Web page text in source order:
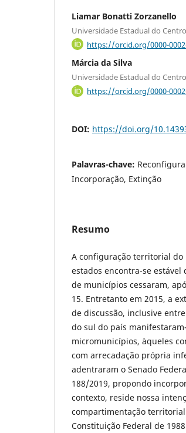
Liamar Bonatti Zorzanello
Universidade Estadual do
https://orcid.org/0000-
Márcia da Silva
Universidade Estadual do
https://orcid.org/0000-
DOI: https://doi.org/
Palavras-chave:
Incorporação, Extinção
Resumo
A configuração territorial do
estados encontra-se estável
de municípios cessaram,
15. Entretanto em 2015, a
de discussão, inclusive
do sul do país
micromunicípios, àqueles
com arrecadação própria
adentraram o Senado
188/2019, propondo
contexto, reside nossa
compartimentação
Constituição Federal de